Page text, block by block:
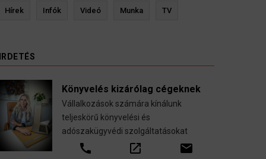
Kevin Ressler biztosítási szakértő
Hírek Infók Videó Munka TV
Könyvelés kizárólag cégeknek
Vállalkozások számára kínálunk
teljeskörű könyvelési és
adószakügyvédi szolgáltatásokat
call open_in_new email